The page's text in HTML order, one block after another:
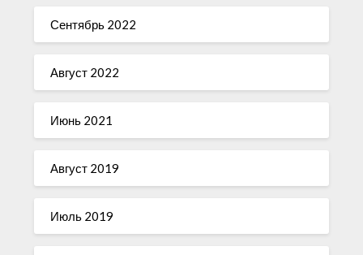
Сентябрь 2022
Август 2022
Июнь 2021
Август 2019
Июль 2019